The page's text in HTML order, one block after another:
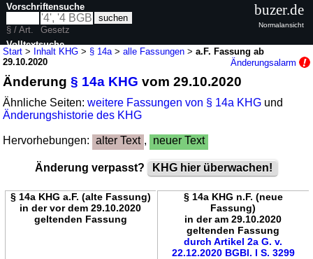
Start > Inhalt KHG > § 14a >alle Fassungen >a.F. Fassung ab
29.10.2020
Änderungsalarm
Änderung§ 14a KHG vom 29.10.2020
Ähnliche Seiten:weitere Fassungen von § 14a KHG und
Änderungshistorie des KHG
Hervorhebungen: alter Text , neuer Text
Änderung verpasst? KHG hier überwachen!
§ 14a KHG a.F. (alte Fassung)
in der vor dem 29.10.2020
geltenden Fassung
§ 14a KHG n.F. (neue
Fassung)
in der am 29.10.2020
geltenden Fassung
durch Artikel 2a G. v.
22.12.2020 BGBl. I S. 3299
Vorschriftensuche
§ / Art.
Gesetz
Volltextsuche
buzer.de
Normalansicht